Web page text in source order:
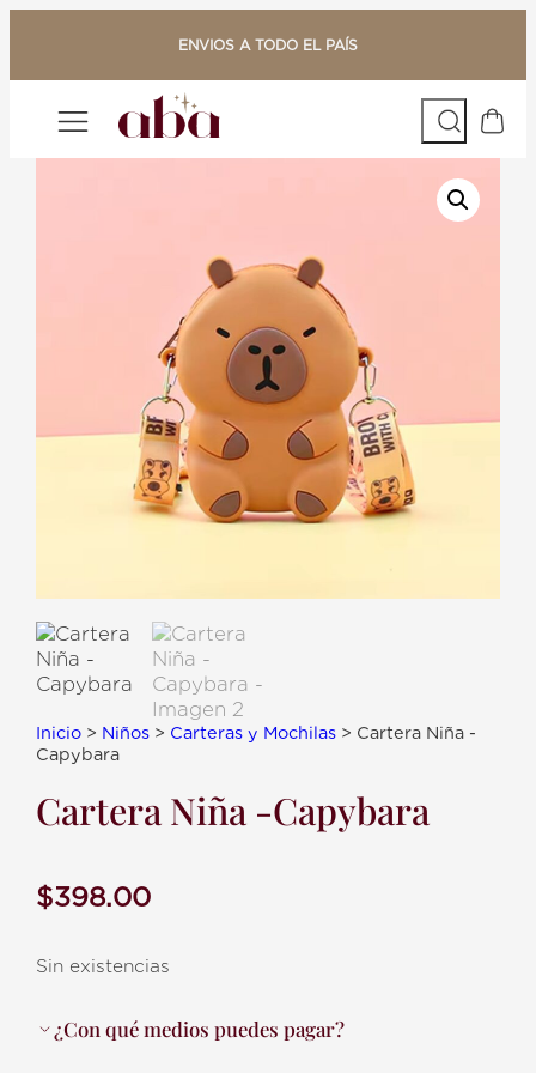
ENVIOS A TODO EL PAÍS
Buscar
Inicio > Niños > Carteras y Mochilas > Cartera Niña -
Capybara
Cartera Niña -Capybara
$398.00
Sin existencias
¿Con qué medios puedes pagar?